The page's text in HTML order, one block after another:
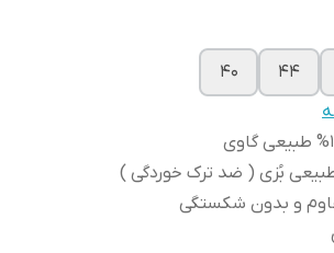
44
40
بُزی ( ضد ترک خوردگی )
و بدون شکستگی